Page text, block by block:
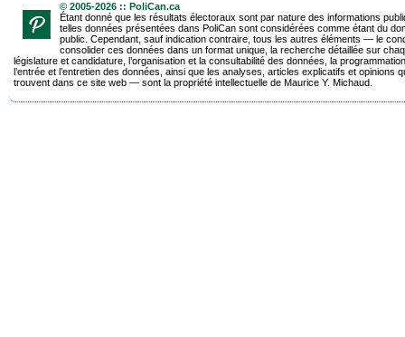
© 2005-2026 :: PoliCan.ca
Étant donné que les résultats électoraux sont par nature des informations
telles données présentées dans PoliCan sont considérées comme étant du
public. Cependant, sauf indication contraire, tous les autres éléments — le
consolider ces données dans un format unique, la recherche détaillée sur
législature et candidature, l’organisation et la consultabilité des données, la
l’entrée et l’entretien des données, ainsi que les analyses, articles explicatifs et opinions
trouvent dans ce site web — sont la propriété intellectuelle de Maurice Y. Michaud.